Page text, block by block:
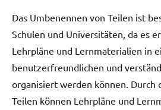
Das Umbenennen von Teilen ist
Schulen und Universitäten, da es
Lehrpläne und Lernmaterialien in
benutzerfreundlichen und
organisiert werden können. Durch
Teilen können Lehrpläne und